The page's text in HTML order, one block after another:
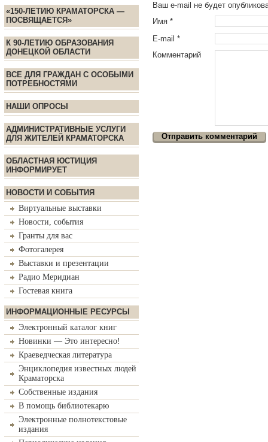
«150-ЛЕТИЮ КРАМАТОРСКА —
ПОСВЯЩАЕТСЯ»
К 90-ЛЕТИЮ ОБРАЗОВАНИЯ
ДОНЕЦКОЙ ОБЛАСТИ
ВСЕ ДЛЯ ГРАЖДАН С ОСОБЫМИ
ПОТРЕБНОСТЯМИ
НАШИ ОПРОСЫ
АДМИНИСТРАТИВНЫЕ УСЛУГИ
ДЛЯ ЖИТЕЛЕЙ КРАМАТОРСКА
ОБЛАСТНАЯ ЮСТИЦИЯ
ИНФОРМИРУЕТ
НОВОСТИ И СОБЫТИЯ
Виртуальные выставки
Новости, события
Гранты для вас
Фотогалерея
Выставки и презентации
Радио Меридиан
Гостевая книга
ИНФОРМАЦИОННЫЕ РЕСУРСЫ
Электронный каталог книг
Новинки — Это интересно!
Краеведческая литература
Энциклопедия известных людей
Краматорска
Собственные издания
В помощь библиотекарю
Электронные полнотекстовые
издания
Ваш e-mail не будет
Имя *
E-mail *
Комментарий